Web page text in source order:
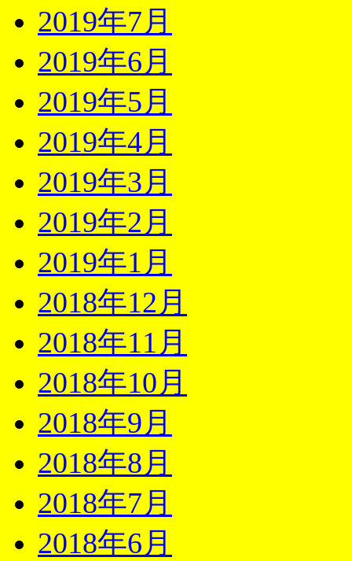
2019年7月
2019年6月
2019年5月
2019年4月
2019年3月
2019年2月
2019年1月
2018年12月
2018年11月
2018年10月
2018年9月
2018年8月
2018年7月
2018年6月